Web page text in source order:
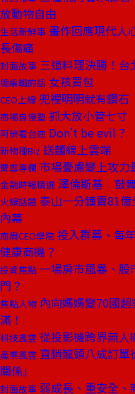
放動物自由
生活新鮮事 畫作回應現代
長傷痛
封面故事 三道料理決勝！
總編輯的話 女孩買包
CEO上線 兜裡明明就有鑽石
商場自慢塾 抓大放小管七寸
阿榮看台商 Don't be evil？
新物種Biz 送麵線上雲端
費雪專欄 市場憂慮變上攻
金融時報精選 澤倫斯基 鼓
火線話題 泰山一分鐘賣81
內幕
商周CEO學院 投入群募、每
健康商機？
投資焦點 一場房市風暴、
門？
焦點人物 內向媽媽變70國
滿！
科技風雲 從投影機跨界無
產業風雲 直銷龍頭八成訂
關係」
封面故事 弱成長、重安全